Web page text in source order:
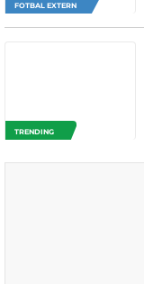
FOTBAL EXTERN
TRENDING